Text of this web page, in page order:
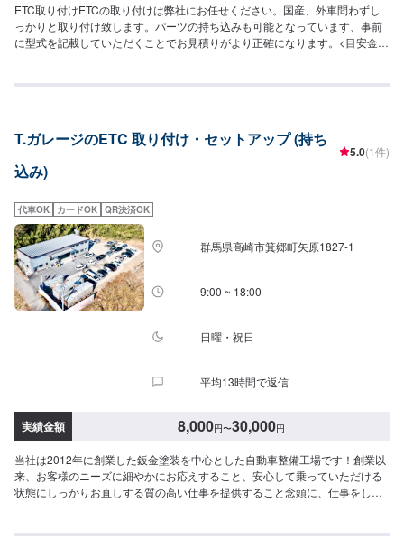
ETC取り付けETCの取り付けは弊社にお任せください。国産、外車問わずし
っかりと取り付け致します。パーツの持ち込みも可能となっています、事前
に型式を記載していただくことでお見積りがより正確になります。<目安金額
ある自動車整備工場です。国産車から輸入車(特にドイツ車の修理を得意とし
広くご対応させていただきます。スタッフ全員が自動車整備士の国家資格を
持っておりますのでお客様の大切なお車の整備は是非私たちにお任せくださ
い！お客様にご満足していただけるよう、丁寧に作業に取り組ませていただ
T.ガレージのETC 取り付け・セットアップ (持ち
込み)
5.0(1件)
代車OK カードOK QR決済OK
群馬県高崎市箕郷町矢原1827-1
9:00 ~ 18:00
日曜・祝日
平均13時間で返信
実績金額 8,000円〜30,000円
当社は2012年に創業した鈑金塗装を中心とした自動車整備工場です！創業以
来、お客様のニーズに細やかにお応えすること、安心して乗っていただける
状態にしっかりお直しする質の高い仕事を提供すること念頭に、仕事をして
サービスの強化はもちろん、働くスタッフのストレスを軽減し、よりお客様